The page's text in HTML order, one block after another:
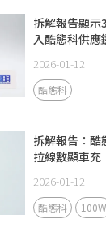
拆解報告顯示
入酷態科供應
2026-01-12
酷態科
拆解報告：酷
拉線數顯車充
2026-01-12
酷態科 100W